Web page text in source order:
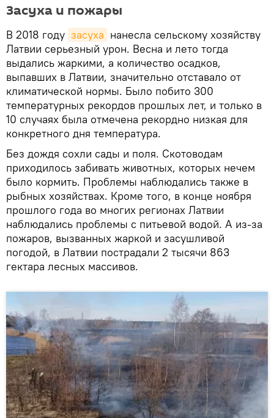
Засуха и пожары
В 2018 году засуха нанесла сельскому хозяйству
Латвии серьезный урон. Весна и лето тогда
выдались жаркими, а количество осадков,
выпавших в Латвии, значительно отставало от
климатической нормы. Было побито 300
температурных рекордов прошлых лет, и только в
10 случаях была отмечена рекордно низкая для
конкретного дня температура.
Без дождя сохли сады и поля. Скотоводам
приходилось забивать животных, которых нечем
было кормить. Проблемы наблюдались также в
рыбных хозяйствах. Кроме того, в конце ноября
прошлого года во многих регионах Латвии
наблюдались проблемы с питьевой водой. А из-за
пожаров, вызванных жаркой и засушливой
погодой, в Латвии пострадали 2 тысячи 863
гектара лесных массивов.